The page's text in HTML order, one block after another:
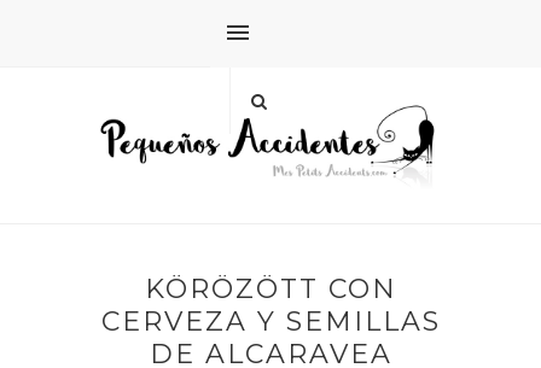
KÖRÖZÖTT CON
CERVEZA Y SEMILLAS
DE ALCARAVEA